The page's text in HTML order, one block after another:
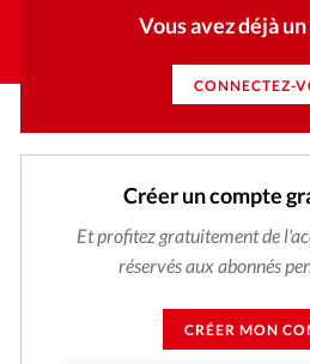
Vous avez déjà
CONNECTEZ-
Créer un compte
Et profitez gratuitement de
réservés aux abonnés
CRÉER MON